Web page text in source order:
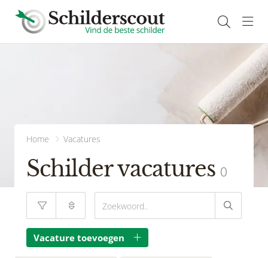
Home Vacatures
Schilder vacatures 0
Vacature toevoegen